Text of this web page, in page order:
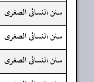
سنن النسائى الصغرى
سنن النسائى الصغرى
سنن النسائى الصغرى